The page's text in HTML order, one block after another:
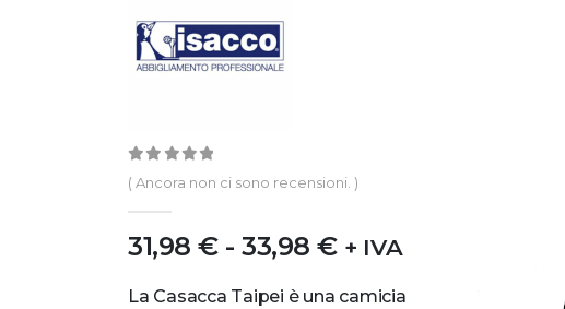
0out of 5
( Ancora non ci sono recensioni. )
31,98€ - 33,98€ + IVA
La Casacca Taipei è una camicia